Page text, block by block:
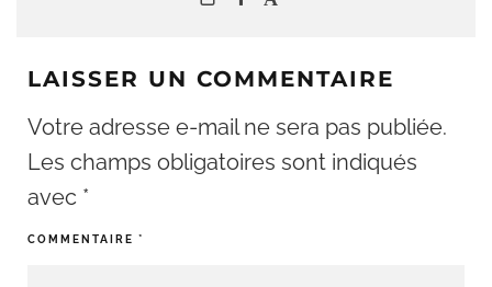
LAISSER UN COMMENTAIRE
Votre adresse e-mail ne sera pas publiée.
Les champs obligatoires sont indiqués
avec *
COMMENTAIRE *